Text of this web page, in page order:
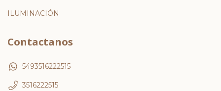
ILUMINACIÓN
Contactanos
5493516222515
3516222515